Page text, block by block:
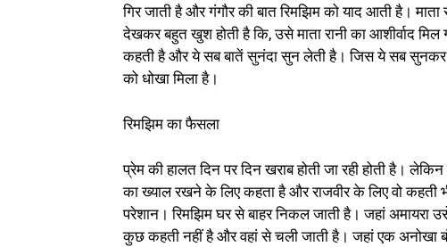
गिर जाती है और गंगौर की बात रिमझिम को याद आती है।
देखकर बहुत खुश होती है कि, उसे माता रानी का आशीर्वाद
कहती है और ये सब बातें सुनंदा सुन लेती है। जिस ये सब
को धोखा मिला है।
रिमझिम का फैसला
प्रेम की हालत दिन पर दिन खराब होती जा रही होती है।
का ख्याल रखने के लिए कहता है और राजवीर के लिए वो कहती
परेशान। रिमझिम घर से बाहर निकल जाती है। जहां अमायरा
कुछ कहती नहीं है और वहां से चली जाती है। जहां एक अनोखा